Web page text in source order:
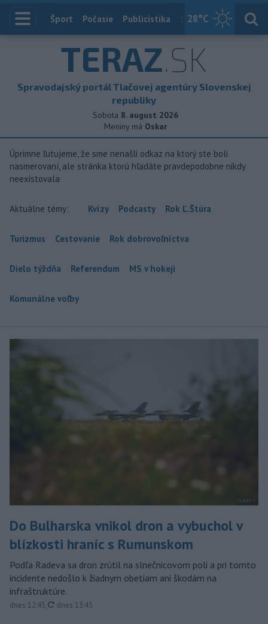
28°C
Index
Šport Počasie Publicistika Slovensko
TERAZ.SK
Spravodajský portál Tlačovej agentúry Slovenskej
republiky
Sobota 8. august 2026
Meniny má Oskar
Úprimne ľutujeme, že sme nenašli odkaz na ktorý ste boli
nasmerovaní, ale stránka ktorú hľadáte pravdepodobne nikdy
neexistovala
Aktuálne témy: Kvízy Podcasty Rok Ľ.Štúra
Turizmus Cestovanie Rok dobrovoľníctva
Dielo týždňa Referendum MS v hokeji
Komunálne voľby
Do Bulharska vnikol dron a vybuchol v
blízkosti hraníc s Rumunskom
Podľa Radeva sa dron zrútil na slnečnicovom poli a pri tomto
incidente nedošlo k žiadnym obetiam ani škodám na
infraštruktúre.
dnes 12:45, aktualizované
dnes 13:45